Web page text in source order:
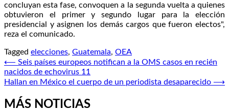
concluyan esta fase, convoquen a la segunda vuelta a quienes
obtuvieron el primer y segundo lugar para la elección
presidencial y asignen los demás cargos que fueron electos",
reza el comunicado.
Tagged elecciones, Guatemala, OEA
Navegación
de
entradas
⟵ Seis países europeos notifican a la OMS casos en recién
nacidos de echovirus 11
Hallan en México el cuerpo de un periodista desaparecido ⟶
MÁS NOTICIAS